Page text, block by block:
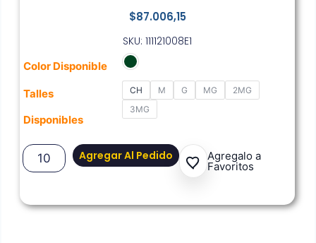
$87.006,15
SKU: 111121008E1
Color Disponible
Talles
Disponibles
CH M G MG
2MG
3MG
Agregar Al Pedido Agregalo a
Favoritos